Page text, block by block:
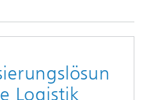
Logistik